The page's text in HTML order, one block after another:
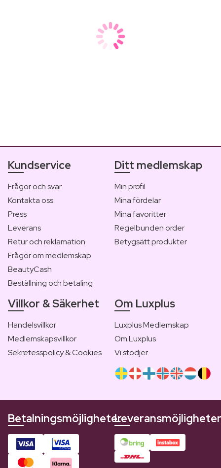
Kundservice
Frågor och svar
Kontakta oss
Press
Leverans
Retur och reklamation
Frågor om medlemskap
BeautyCash
Beställning och betaling
Ditt medlemskap
Min profil
Mina fördelar
Mina favoritter
Regelbunden order
Betygsätt produkter
Villkor & Säkerhet
Handelsvillkor
Medlemskapsvillkor
Sekretesspolicy & Cookies
Om Luxplus
Luxplus Medlemskap
Om Luxplus
Vi stödjer
BetalningsmöjligheterLeveransmöjligheter